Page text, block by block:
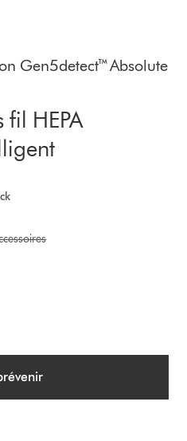
Gen5detect™ Absolute
fil HEPA